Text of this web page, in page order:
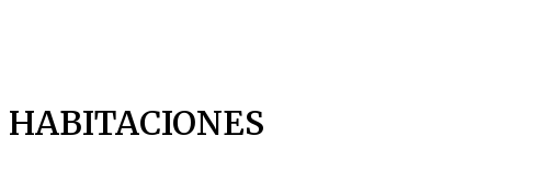
HABITACIONES